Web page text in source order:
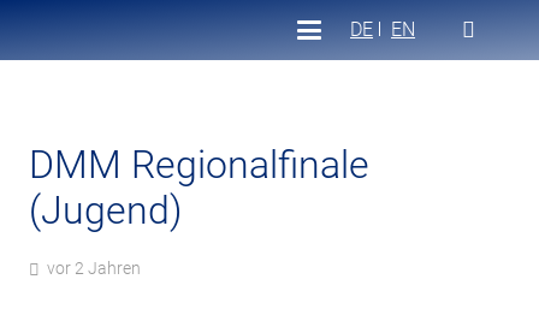
DE EN
DMM Regionalfinale
(Jugend)
vor 2 Jahren